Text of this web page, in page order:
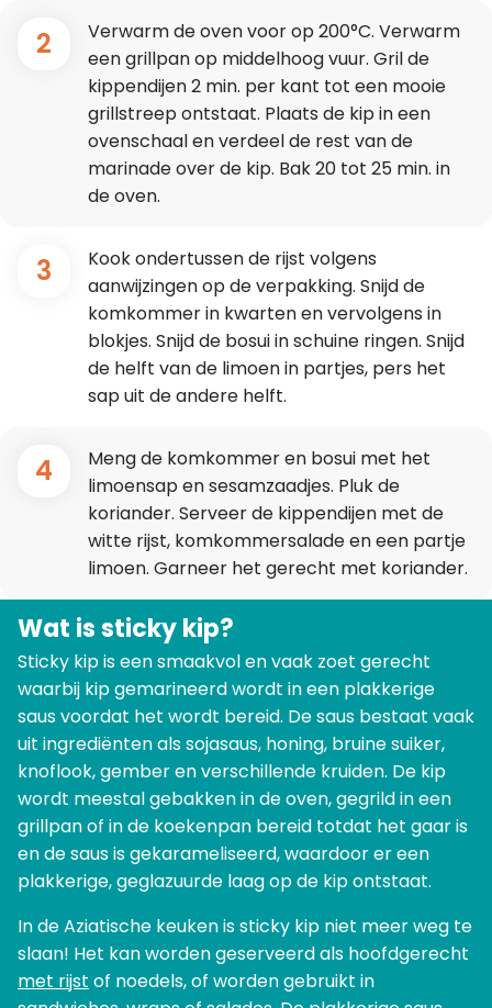
2
Verwarm de oven voor op 200°C. Verwarm
een grillpan op middelhoog vuur. Gril de
kippendijen 2 min. per kant tot een mooie
grillstreep ontstaat. Plaats de kip in een
ovenschaal en verdeel de rest van de
marinade over de kip. Bak 20 tot 25 min. in
de oven.
3
Kook ondertussen de rijst volgens
aanwijzingen op de verpakking. Snijd de
komkommer in kwarten en vervolgens in
blokjes. Snijd de bosui in schuine ringen. Snijd
de helft van de limoen in partjes, pers het
sap uit de andere helft.
4
Meng de komkommer en bosui met het
limoensap en sesamzaadjes. Pluk de
koriander. Serveer de kippendijen met de
witte rijst, komkommersalade en een partje
limoen. Garneer het gerecht met koriander.
Wat is sticky kip?
Sticky kip is een smaakvol en vaak zoet gerecht
waarbij kip gemarineerd wordt in een plakkerige
saus voordat het wordt bereid. De saus bestaat vaak
uit ingrediënten als sojasaus, honing, bruine suiker,
knoflook, gember en verschillende kruiden. De kip
wordt meestal gebakken in de oven, gegrild in een
grillpan of in de koekenpan bereid totdat het gaar is
en de saus is gekarameliseerd, waardoor er een
plakkerige, geglazuurde laag op de kip ontstaat.
In de Aziatische keuken is sticky kip niet meer weg te
slaan! Het kan worden geserveerd als hoofdgerecht
met rijst of noedels, of worden gebruikt in